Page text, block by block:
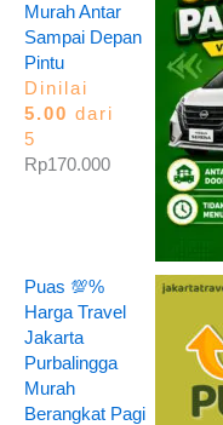
Murah Antar
Sampai Depan
Pintu
Dinilai
5.00 dari
5
Rp170.000
Puas 💯%
Harga Travel
Jakarta
Purbalingga
Murah
Berangkat Pagi